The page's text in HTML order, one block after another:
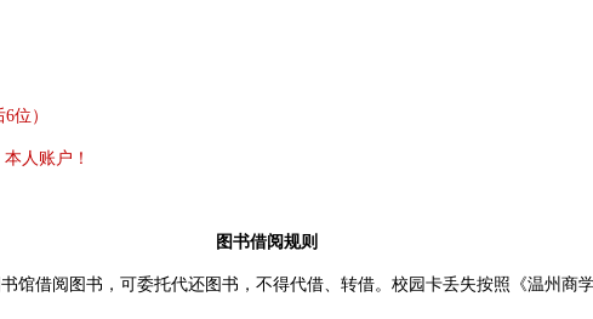
位）
人账户！
图书借阅规则
借阅图书，可委托代还图书，不得代借、转借。校园卡丢失按照《温州商